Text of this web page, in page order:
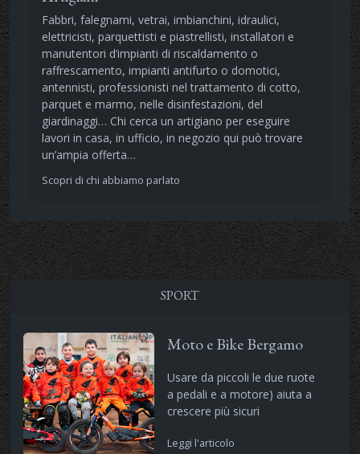
Fabbri, falegnami, vetrai, imbianchini, idraulici,
elettricisti, parquettisti e piastrellisti, installatori e
manutentori d’impianti di riscaldamento o
raffrescamento, impianti antifurto o domotici,
antennisti, professionisti nel trattamento di cotto,
parquet e marmo, nelle disinfestazioni, del
giardinaggi… Chi cerca un artigiano per eseguire
lavori in casa, in ufficio, in negozio qui può trovare
un’ampia offerta…
Scopri di chi abbiamo parlato
SPORT
Moto e Bike Bergamo
Usare da piccoli le due ruote
a pedali e a motore) aiuta a
crescere più sicuri
Leggi l'articolo